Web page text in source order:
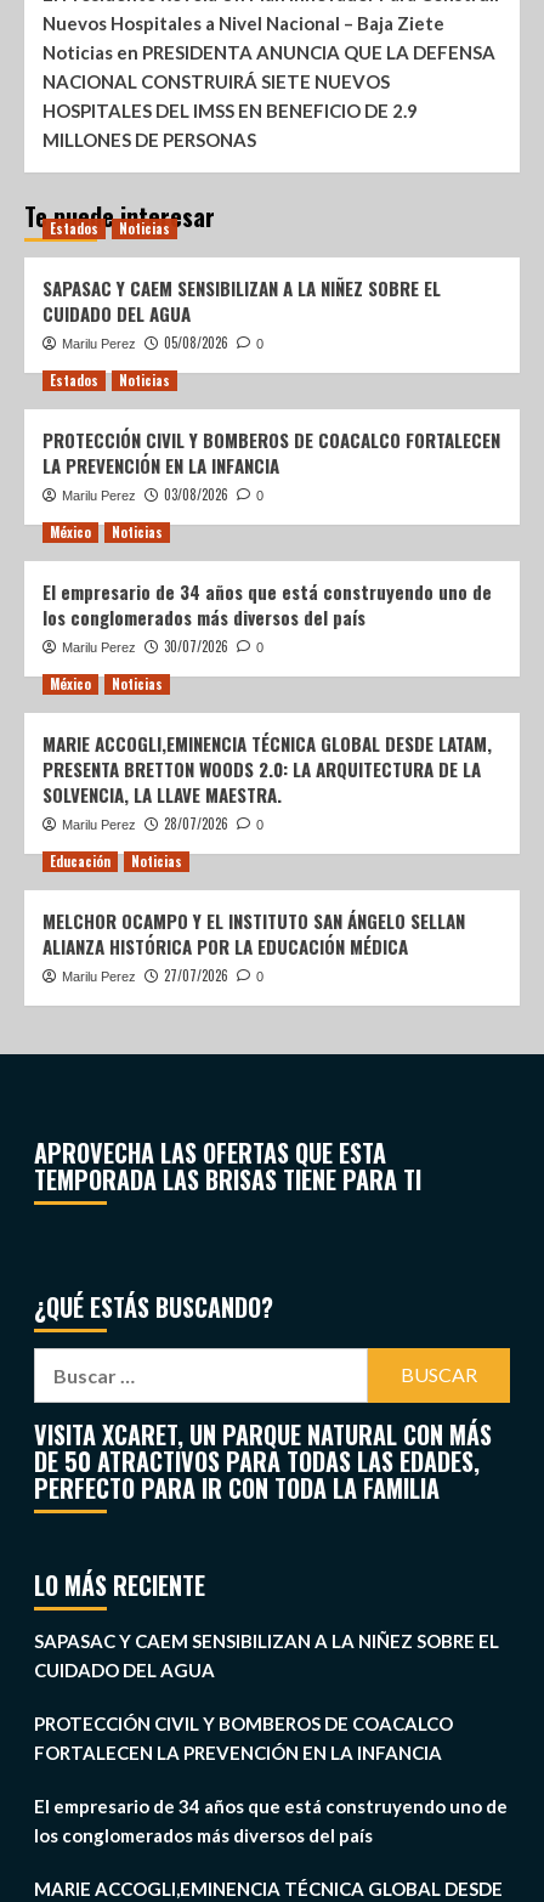
Nuevos Hospitales a Nivel Nacional – Baja Ziete
Noticias en PRESIDENTA ANUNCIA QUE LA DEFENSA
NACIONAL CONSTRUIRÁ SIETE NUEVOS
HOSPITALES DEL IMSS EN BENEFICIO DE 2.9
MILLONES DE PERSONAS
Te puede interesar
Estados Noticias
SAPASAC Y CAEM SENSIBILIZAN A LA NIÑEZ SOBRE EL
CUIDADO DEL AGUA
Marilu Perez 05/08/2026 0
Estados Noticias
PROTECCIÓN CIVIL Y BOMBEROS DE COACALCO FORTALECEN
LA PREVENCIÓN EN LA INFANCIA
Marilu Perez 03/08/2026 0
México Noticias
El empresario de 34 años que está construyendo uno de
los conglomerados más diversos del país
Marilu Perez 30/07/2026 0
México Noticias
MARIE ACCOGLI,EMINENCIA TÉCNICA GLOBAL DESDE LATAM,
PRESENTA BRETTON WOODS 2.0: LA ARQUITECTURA DE LA
SOLVENCIA, LA LLAVE MAESTRA.
Marilu Perez 28/07/2026 0
Educación Noticias
MELCHOR OCAMPO Y EL INSTITUTO SAN ÁNGELO SELLAN
ALIANZA HISTÓRICA POR LA EDUCACIÓN MÉDICA
Marilu Perez 27/07/2026 0
APROVECHA LAS OFERTAS QUE ESTA
TEMPORADA LAS BRISAS TIENE PARA TI
¿QUÉ ESTÁS BUSCANDO?
VISITA XCARET, UN PARQUE NATURAL CON MÁS
DE 50 ATRACTIVOS PARA TODAS LAS EDADES,
PERFECTO PARA IR CON TODA LA FAMILIA
LO MÁS RECIENTE
SAPASAC Y CAEM SENSIBILIZAN A LA NIÑEZ SOBRE EL
CUIDADO DEL AGUA
PROTECCIÓN CIVIL Y BOMBEROS DE COACALCO
FORTALECEN LA PREVENCIÓN EN LA INFANCIA
El empresario de 34 años que está construyendo uno de
los conglomerados más diversos del país
MARIE ACCOGLI,EMINENCIA TÉCNICA GLOBAL DESDE